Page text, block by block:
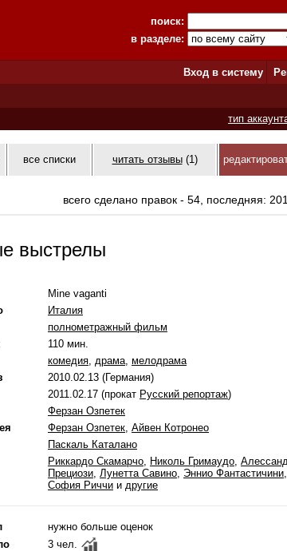
поиск:
в разделе:
Вход в систему
тип
все списки читать отзывы(1)
всего сделано правок - 54, последняя:
выстрелы
Mine vaganti
Италия
полнометражный фильм
110 мин.
комедия, драма, мелодрама
2010.02.13 (Германия)
2011.02.17 (прокат Русский репортаж)
Ферзан Озпетек
Ферзан Озпетек, Айвен Котронео
Паскаль Каталано
Риккардо Скамарчо, Николь Гримаудо,
Прециози, Лунетта Савино, Эннио Фантастичини,
София Риччи и другие
нужно больше оценок
3 чел.